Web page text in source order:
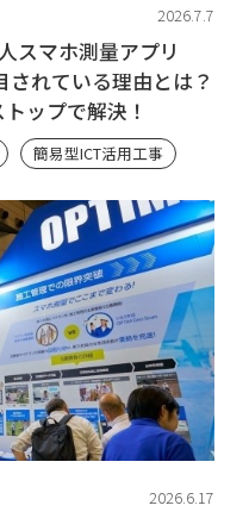
2026.7.7
スマホ測量アプリ
されている理由とは？
ップで解決！
簡易型ICT活用工事
2026.6.17